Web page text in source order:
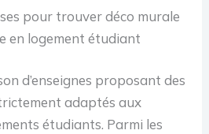
pour trouver déco murale
en logement étudiant
d’enseignes proposant des
adaptés aux
étudiants. Parmi les